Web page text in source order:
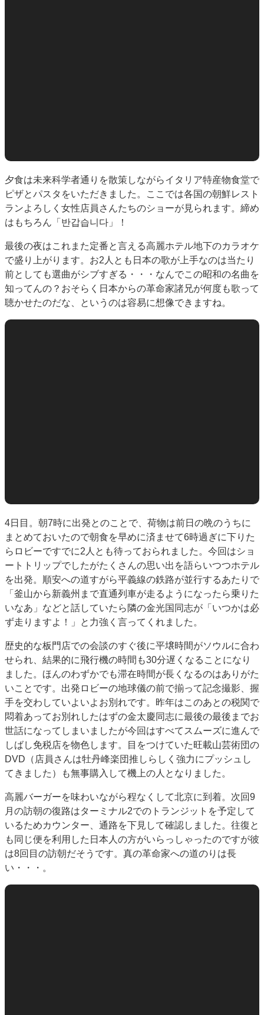
夕食は未来科学者通りを散策しながらイタリア特産物食堂で
ピザとパスタをいただきました。ここでは各国の朝鮮レスト
ランよろしく女性店員さんたちのショーが見られます。締め
はもちろん「반갑습니다」！
最後の夜はこれまた定番と言える高麗ホテル地下のカラオケ
で盛り上がります。お2人とも日本の歌が上手なのは当たり
前としても選曲がシブすぎる・・・なんでこの昭和の名曲を
知ってんの？おそらく日本からの革命家諸兄が何度も歌って
聴かせたのだな、というのは容易に想像できますね。
4日目。朝7時に出発とのことで、荷物は前日の晩のうちに
まとめておいたので朝食を早めに済ませて6時過ぎに下りた
らロビーですでに2人とも待っておられました。今回はショ
ートトリップでしたがたくさんの思い出を語らいつつホテル
を出発。順安への道すがら平義線の鉄路が並行するあたりで
「釜山から新義州まで直通列車が走るようになったら乗りた
いなあ」などと話していたら隣の金光国同志が「いつかは必
ず走りますよ！」と力強く言ってくれました。
歴史的な板門店での会談のすぐ後に平壌時間がソウルに合わ
せられ、結果的に飛行機の時間も30分遅くなることになり
ました。ほんのわずかでも滞在時間が長くなるのはありがた
いことです。出発ロビーの地球儀の前で揃って記念撮影、握
手を交わしていよいよお別れです。昨年はこのあとの税関で
悶着あってお別れしたはずの金太慶同志に最後の最後までお
世話になってしまいましたが今回はすべてスムーズに進んで
しばし免税店を物色します。目をつけていた旺載山芸術団の
DVD（店員さんは牡丹峰楽団推しらしく強力にプッシュし
てきました）も無事購入して機上の人となりました。
高麗バーガーを味わいながら程なくして北京に到着。次回9
月の訪朝の復路はターミナル2でのトランジットを予定して
いるためカウンター、通路を下見して確認しました。往復と
も同じ便を利用した日本人の方がいらっしゃったのですが彼
は8回目の訪朝だそうです。真の革命家への道のりは長
い・・・。